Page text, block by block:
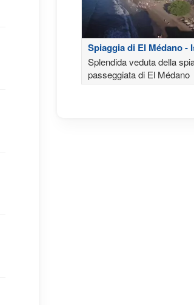
Spiaggia di El Médano -
Canarie
Splendida veduta della
passeggiata di El Médano